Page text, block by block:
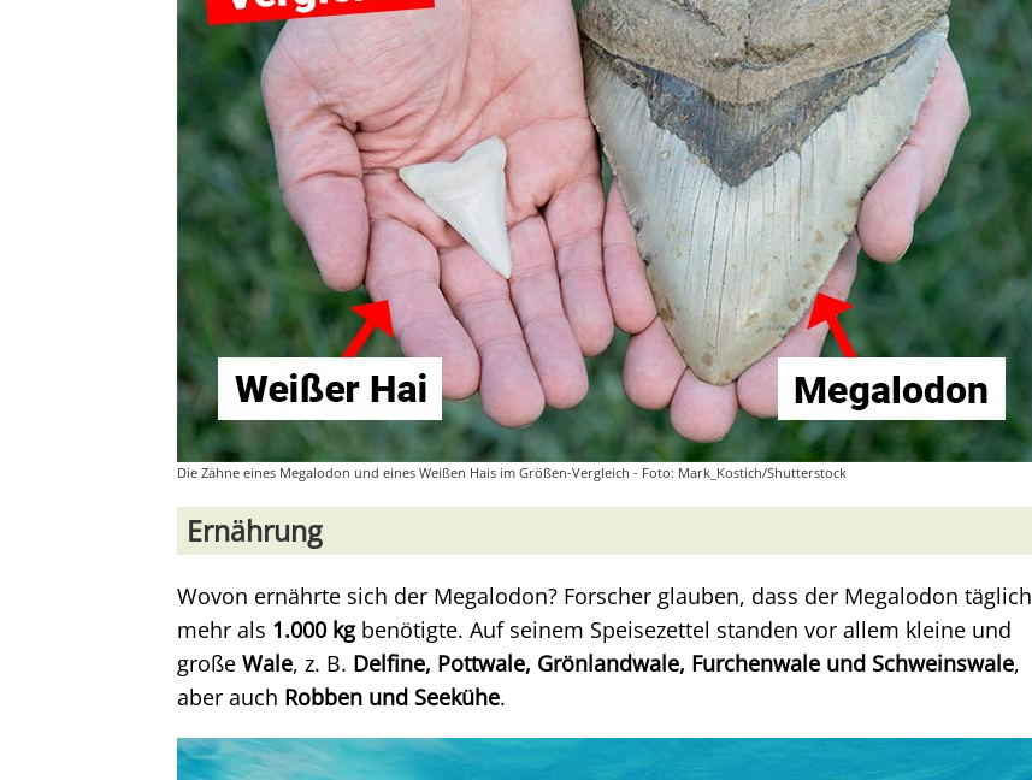
Die Zähne eines Megalodon und eines Weißen Hais im Größen-Vergleich - Foto: Mark_Kostich/Shutterstock
Ernährung
Wovon ernährte sich der Megalodon? Forscher glauben, dass der Megalodon täglich
mehr als 1.000 kgbenötigte. Auf seinem Speisezettel standen vor allem kleine und
große Wale, z. B. Delfine, Pottwale, Grönlandwale, Furchenwale und Schweinswale,
aber auch Robben und Seekühe.